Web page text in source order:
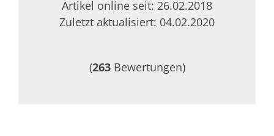
Artikel online seit: 26.02.2018
Zuletzt aktualisiert: 04.02.2020
(263Bewertungen)